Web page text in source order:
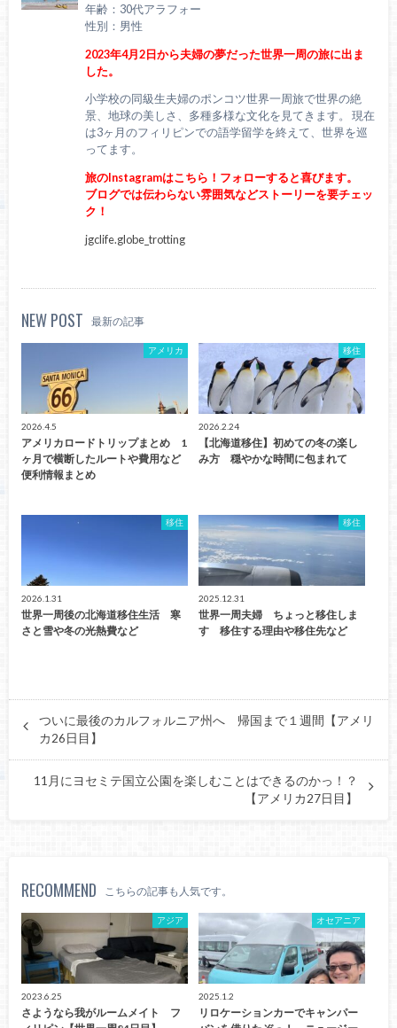
年齢：30代アラフォー
性別：男性
2023年4月2日から夫婦の夢だった世界一周の旅に出ま
した。
小学校の同級生夫婦のポンコツ世界一周旅で世界の絶
景、地球の美しさ、多種多様な文化を見てきます。 現在
は3ヶ月のフィリピンでの語学留学を終えて、世界を巡
ってます。
旅のInstagramはこちら！フォローすると喜びます。
ブログでは伝わらない雰囲気などストーリーを要チェッ
ク！
jgclife.globe_trotting
NEW POST 最新の記事
アメリカ
2026.4.5
アメリカロードトリップまとめ 1
ヶ月で横断したルートや費用など
便利情報まとめ
移住
2026.2.24
【北海道移住】初めての冬の楽し
み方 穏やかな時間に包まれて
移住
2026.1.31
世界一周後の北海道移住生活 寒
さと雪や冬の光熱費など
移住
2025.12.31
世界一周夫婦 ちょっと移住しま
す 移住する理由や移住先など
ついに最後のカルフォルニア州へ 帰国まで１週間【アメリ
カ26日目】
11月にヨセミテ国立公園を楽しむことはできるのかっ！？
【アメリカ27日目】
RECOMMEND こちらの記事も人気です。
アジア
2023.6.25
さようなら我がルームメイト フ
オセアニア
2025.1.2
リロケーションカーでキャンパー